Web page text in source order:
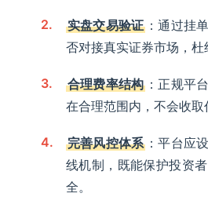
实盘交易验证 ：通过挂
否对接真实证券市场，杜
合理费率结构 ：正规平
在合理范围内，不会收取
完善风控体系 ：平台应
线机制，既能保护投资
全。